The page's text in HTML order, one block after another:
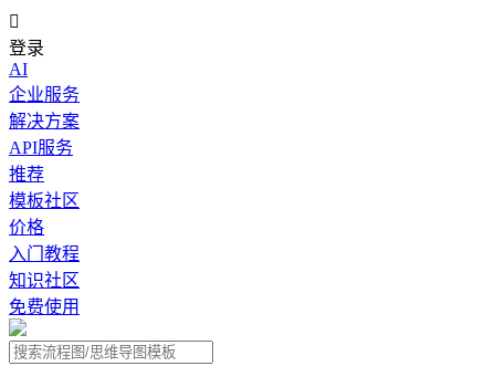

登录
AI
企业服务
解决方案
API服务
推荐
模板社区
价格
入门教程
知识社区
免费使用